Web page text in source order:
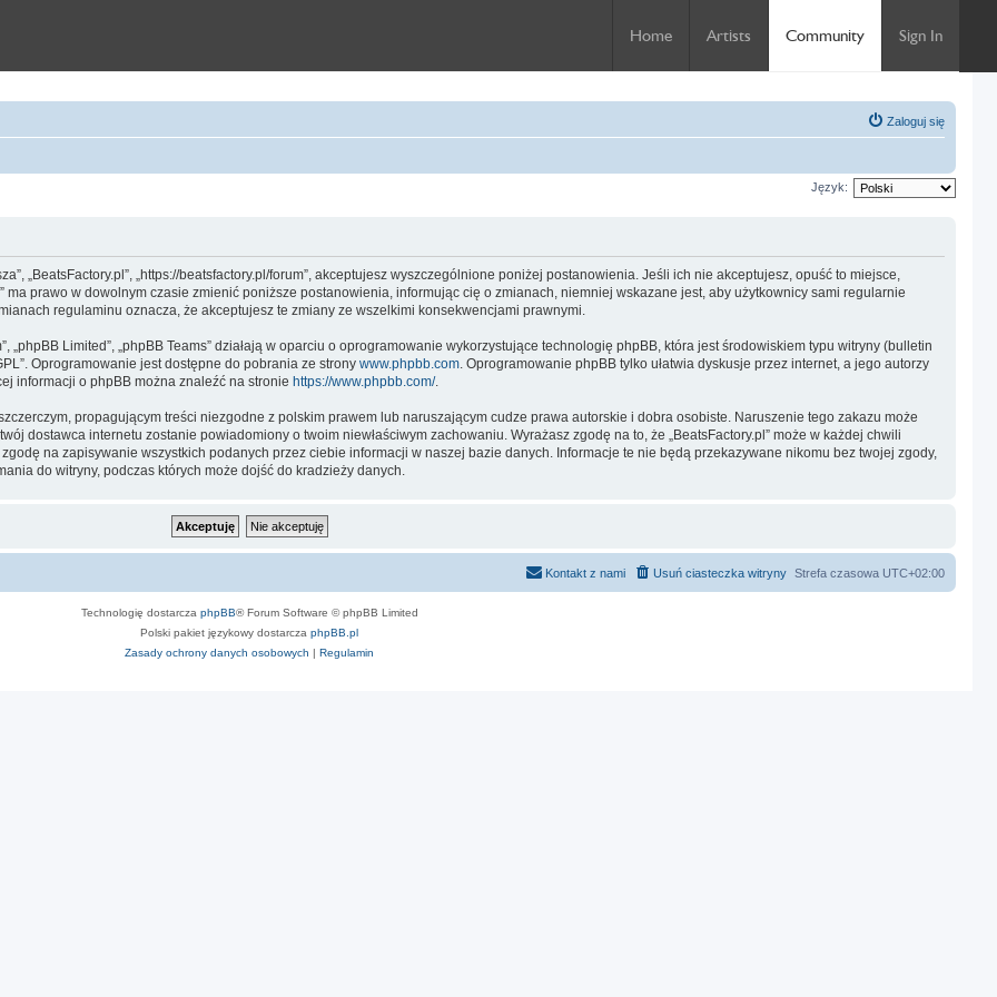
Home Artists Community Sign In
Zaloguj się
Język:
„BeatsFactory.pl”, „https://beatsfactory.pl/forum”, akceptujesz wyszczególnione poniżej postanowienia. Jeśli ich nie akceptujesz, opuść to miejsce,
ma prawo w dowolnym czasie zmienić poniższe postanowienia, informując cię o zmianach, niemniej wskazane jest, aby użytkownicy sami regularnie
regulaminu oznacza, że akceptujesz te zmiany ze wszelkimi konsekwencjami prawnymi.
„phpBB Limited”, „phpBB Teams” działają w oparciu o oprogramowanie wykorzystujące technologię phpBB, która jest środowiskiem typu witryny (bulletin
Oprogramowanie jest dostępne do pobrania ze strony www.phpbb.com . Oprogramowanie phpBB tylko ułatwia dyskusje przez internet, a jego autorzy
informacji o phpBB można znaleźć na stronie https://www.phpbb.com/.
propagującym treści niezgodne z polskim prawem lub naruszającym cudze prawa autorskie i dobra osobiste. Naruszenie tego zakazu może
dostawca internetu zostanie powiadomiony o twoim niewłaściwym zachowaniu. Wyrażasz zgodę na to, że „BeatsFactory.pl” może w każdej chwili
na zapisywanie wszystkich podanych przez ciebie informacji w naszej bazie danych. Informacje te nie będą przekazywane nikomu bez twojej zgody,
do witryny, podczas których może dojść do kradzieży danych.
Strefa czasowa UTC+02:00
Usuń ciasteczka witryny
Kontakt z nami
Technologię dostarcza phpBB® Forum Software © phpBB Limited
Polski pakiet językowy dostarcza phpBB.pl
Zasady ochrony danych osobowych | Regulamin